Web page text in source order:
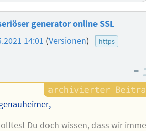
generator online SSL
14:01 (Versionen)
https
–
Du doch wissen, dass wir